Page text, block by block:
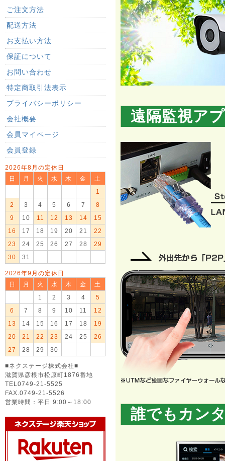
ご注文方法
配送方法
お支払い方法
保証について
お問い合わせ
特定商取引法表示
プライバシーポリシー
会社概要
会員マイページ
会員登録
2026年8月の定休日
日
月 火 水 木 金
土
1
2
3 4 5 6 7
8
9
10 11 12 13 14
15
16
17 18 19 20 21
22
23
24 25 26 27 28
29
30
31
2026年9月の定休日
日
月 火 水 木 金
土
1
2 3 4
5
6
7 8 9 10 11
12
13
14 15 16 17 18
19
20
21 22 23 24 25
26
27
28 29 30
■ネクステージ株式会社■
滋賀県彦根市松原町1876番地
TEL0749-21-5525
FAX.0749-21-5526
営業時間：平日 9:00～18:00
遠隔監視ア
誰でもカン